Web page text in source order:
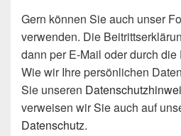
Gern können Sie auch unser
verwenden. Die
dann per E-Mail oder durch die
Wie wir Ihre persönlichen
Sie unseren
verweisen wir Sie auch auf
Datenschutz.